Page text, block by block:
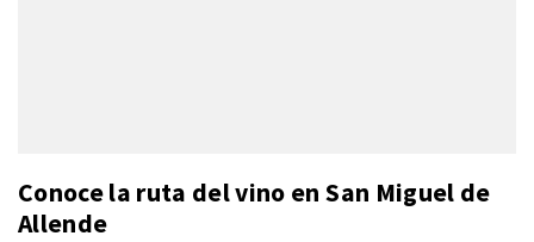
Conoce la ruta del vino en San Miguel de
Allende